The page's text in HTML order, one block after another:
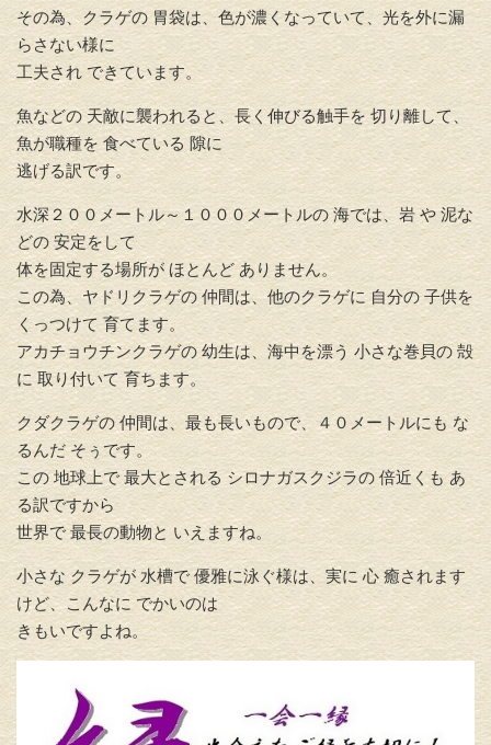
その為、クラゲの 胃袋は、色が濃くなっていて、光を外に漏
らさない様に
工夫され できています。
魚などの 天敵に襲われると、長く伸びる触手を 切り離して、
魚が職種を 食べている 隙に
逃げる訳です。
水深２００メートル～１０００メートルの 海では、岩 や 泥な
どの 安定をして
体を固定する場所が ほとんど ありません。
この為、ヤドリクラゲの 仲間は、他のクラゲに 自分の 子供を
くっつけて 育てます。
アカチョウチンクラゲの 幼生は、海中を漂う 小さな巻貝の 殻
に 取り付いて 育ちます。
クダクラゲの 仲間は、最も長いもので、４０メートルにも な
るんだ そぅです。
この 地球上で 最大とされる シロナガスクジラの 倍近くも あ
る訳ですから
世界で 最長の動物と いえますね。
小さな クラゲが 水槽で 優雅に泳ぐ様は、実に 心 癒されます
けど、こんなに でかいのは
きもいですよね。